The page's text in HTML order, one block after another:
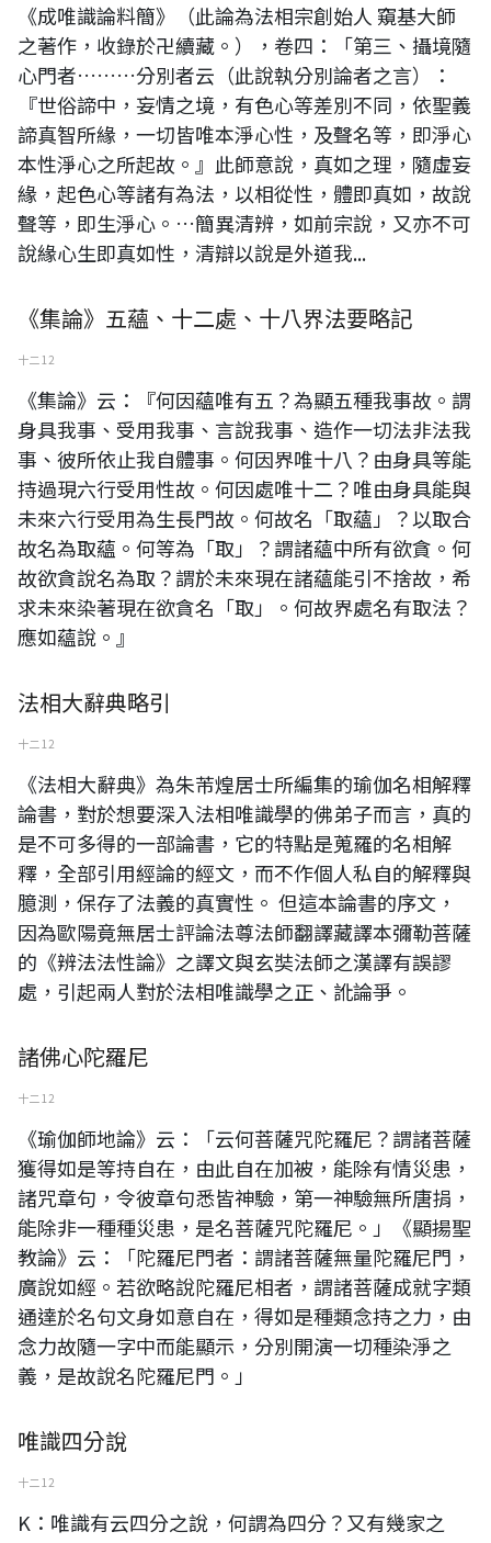
《成唯識論料簡》（此論為法相宗創始人 窺基大師
之著作，收錄於卍續藏。），卷四：「第三、攝境隨
心門者………分別者云（此說執分別論者之言）：
『世俗諦中，妄情之境，有色心等差別不同，依聖義
諦真智所緣，一切皆唯本淨心性，及聲名等，即淨心
本性淨心之所起故。』此師意說，真如之理，隨虛妄
緣，起色心等諸有為法，以相從性，體即真如，故說
聲等，即生淨心。…簡異清辨，如前宗說，又亦不可
說緣心生即真如性，清辯以說是外道我...
《集論》五蘊、十二處、十八界法要略記
十二 12
《集論》云：『何因蘊唯有五？為顯五種我事故。謂
身具我事、受用我事、言說我事、造作一切法非法我
事、彼所依止我自體事。何因界唯十八？由身具等能
持過現六行受用性故。何因處唯十二？唯由身具能與
未來六行受用為生長門故。何故名「取蘊」？以取合
故名為取蘊。何等為「取」？謂諸蘊中所有欲貪。何
故欲貪說名為取？謂於未來現在諸蘊能引不捨故，希
求未來染著現在欲貪名「取」。何故界處名有取法？
應如蘊說。』
法相大辭典略引
十二 12
《法相大辭典》為朱芾煌居士所編集的瑜伽名相解釋
論書，對於想要深入法相唯識學的佛弟子而言，真的
是不可多得的一部論書，它的特點是蒐羅的名相解
釋，全部引用經論的經文，而不作個人私自的解釋與
臆測，保存了法義的真實性。 但這本論書的序文，
因為歐陽竟無居士評論法尊法師翻譯藏譯本彌勒菩薩
的《辨法法性論》之譯文與玄奘法師之漢譯有誤謬
處，引起兩人對於法相唯識學之正、訛論爭。
諸佛心陀羅尼
十二 12
《瑜伽師地論》云：「云何菩薩咒陀羅尼？謂諸菩薩
獲得如是等持自在，由此自在加被，能除有情災患，
諸咒章句，令彼章句悉皆神驗，第一神驗無所唐捐，
能除非一種種災患，是名菩薩咒陀羅尼。」《顯揚聖
教論》云：「陀羅尼門者：謂諸菩薩無量陀羅尼門，
廣說如經。若欲略說陀羅尼相者，謂諸菩薩成就字類
通達於名句文身如意自在，得如是種類念持之力，由
念力故隨一字中而能顯示，分別開演一切種染淨之
義，是故說名陀羅尼門。」
唯識四分說
十二 12
K：唯識有云四分之說，何謂為四分？又有幾家之